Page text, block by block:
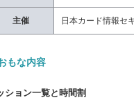
主催 日本カード情報セ
もな内容
ション一覧と時間割